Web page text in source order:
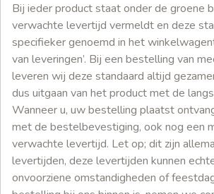
Bij ieder product staat onder de groene
verwachte levertijd vermeldt en deze
specifieker genoemd in het
van leveringen’. Bij een bestelling van
leveren wij deze standaard altijd
dus uitgaan van het product met de
Wanneer u, uw bestelling plaatst
met de bestelbevestiging, ook nog een
verwachte levertijd. Let op; dit zijn
levertijden, deze levertijden kunnen
onvoorziene omstandigheden of